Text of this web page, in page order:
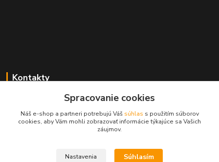
Kontakty
+421 2 529 67 411
(Po - Pia: 10:00 - 17:30)
Spracovanie cookies
Náš e-shop a partneri potrebujú Váš súhlas s použitím súborov
cookies, aby Vám mohli zobrazovať informácie týkajúce sa Vašich
záujmov.
Nastavenia Súhlasím